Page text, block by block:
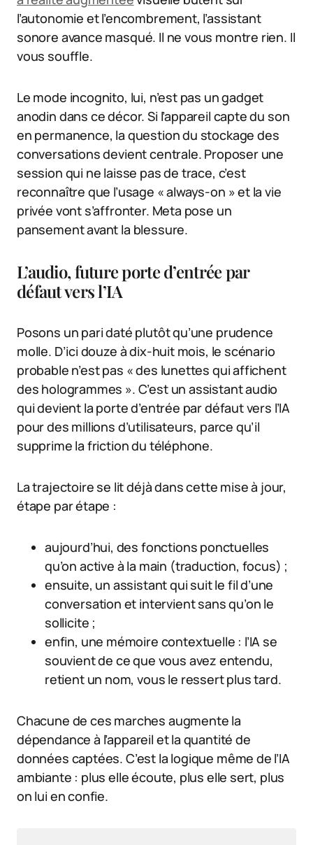
l’autonomie et l’encombrement, l’assistant
sonore avance masqué. Il ne vous montre rien. Il
vous souffle.
Le mode incognito, lui, n’est pas un gadget
anodin dans ce décor. Si l’appareil capte du son
en permanence, la question du stockage des
conversations devient centrale. Proposer une
session qui ne laisse pas de trace, c’est
reconnaître que l’usage « always-on » et la vie
privée vont s’affronter. Meta pose un
pansement avant la blessure.
L’audio, future porte d’entrée par
défaut vers l’IA
Posons un pari daté plutôt qu’une prudence
molle. D’ici douze à dix-huit mois, le scénario
probable n’est pas « des lunettes qui affichent
des hologrammes ». C’est un assistant audio
qui devient la porte d’entrée par défaut vers l’IA
pour des millions d’utilisateurs, parce qu’il
supprime la friction du téléphone.
La trajectoire se lit déjà dans cette mise à jour,
étape par étape :
aujourd’hui, des fonctions ponctuelles
qu’on active à la main (traduction, focus) ;
ensuite, un assistant qui suit le fil d’une
conversation et intervient sans qu’on le
sollicite ;
enfin, une mémoire contextuelle : l’IA se
souvient de ce que vous avez entendu,
retient un nom, vous le ressert plus tard.
Chacune de ces marches augmente la
dépendance à l’appareil et la quantité de
données captées. C’est la logique même de l’IA
ambiante : plus elle écoute, plus elle sert, plus
on lui en confie.